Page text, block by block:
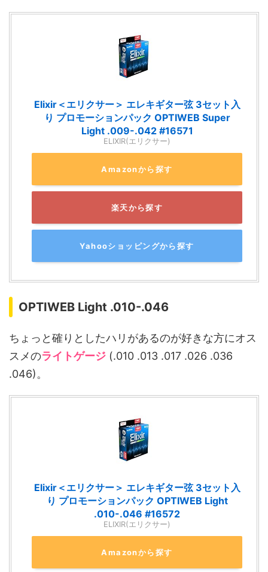
Elixir＜エリクサー＞ エレキギター弦 3セット入
り プロモーションパック OPTIWEB Super
Light .009-.042 #16571
ELIXIR(エリクサー)
Amazonから探す
楽天から探す
Yahooショッピングから探す
OPTIWEB Light .010-.046
ちょっと確りとしたハリがあるのが好きな方にオス
スメのライトゲージ (.010 .013 .017 .026 .036
.046)。
Elixir＜エリクサー＞ エレキギター弦 3セット入
り プロモーションパック OPTIWEB Light
.010-.046 #16572
ELIXIR(エリクサー)
Amazonから探す